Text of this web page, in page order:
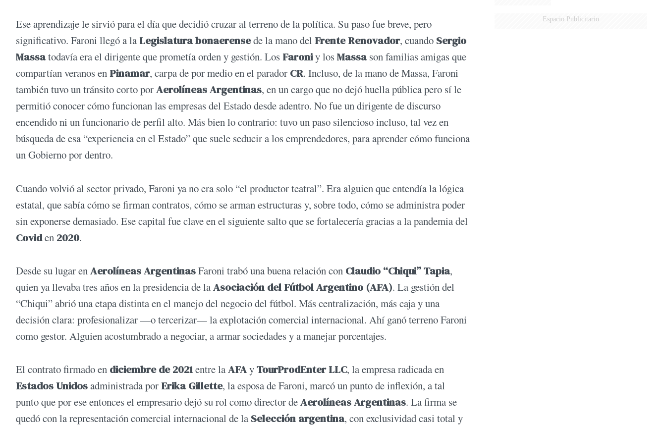
Ese aprendizaje le sirvió para el día que decidió cruzar al terreno de la política. Su paso fue breve, pero
significativo. Faroni llegó a la Legislatura bonaerensede la mano del Frente Renovador, cuando Sergio
Massatodavía era el dirigente que prometía orden y gestión. Los Faroniy losMassason familias amigas que
compartían veranos en Pinamar, carpa de por medio en el parador CR. Incluso, de la mano de Massa, Faroni
también tuvo un tránsito corto porAerolíneas Argentinas, en un cargo que no dejó huella pública pero sí le
permitió conocer cómo funcionan las empresas del Estado desde adentro. No fue un dirigente de discurso
encendido ni un funcionario de perfil alto. Más bien lo contrario: tuvo un paso silencioso incluso, tal vez en
búsqueda de esa “experiencia en el Estado” que suele seducir a los emprendedores, para aprender cómo funciona
un Gobierno por dentro.
Cuando volvió al sector privado, Faroni ya no era solo “el productor teatral”. Era alguien que entendía la lógica
estatal, que sabía cómo se firman contratos, cómo se arman estructuras y, sobre todo, cómo se administra poder
sin exponerse demasiado. Ese capital fue clave en el siguiente salto que se fortalecería gracias a la pandemia del
Coviden 2020.
Desde su lugar enAerolíneas ArgentinasFaroni trabó una buena relación con Claudio “Chiqui” Tapia,
quien ya llevaba tres años en la presidencia de laAsociación del Fútbol Argentino (AFA). La gestión del
“Chiqui” abrió una etapa distinta en el manejo del negocio del fútbol. Más centralización, más caja y una
decisión clara: profesionalizar —o tercerizar— la explotación comercial internacional. Ahí ganó terreno Faroni
como gestor. Alguien acostumbrado a negociar, a armar sociedades y a manejar porcentajes.
El contrato firmado en diciembre de 2021entre laAFAyTourProdEnter LLC, la empresa radicada en
Estados Unidosadministrada por Erika Gillette, la esposa de Faroni, marcó un punto de inflexión, a tal
punto que por ese entonces el empresario dejó su rol como director deAerolíneas Argentinas. La firma se
quedó con la representación comercial internacional de la Selección argentina, con exclusividad casi total y
Espacio Publicitario